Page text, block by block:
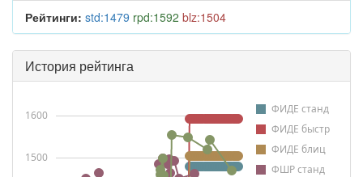
Рейтинги: std:1479 rpd:1592 blz:1504
История рейтинга
ФИДЕ станд
ФИДЕ быстр
ФИДЕ блиц
ФШР станд
1500
1600